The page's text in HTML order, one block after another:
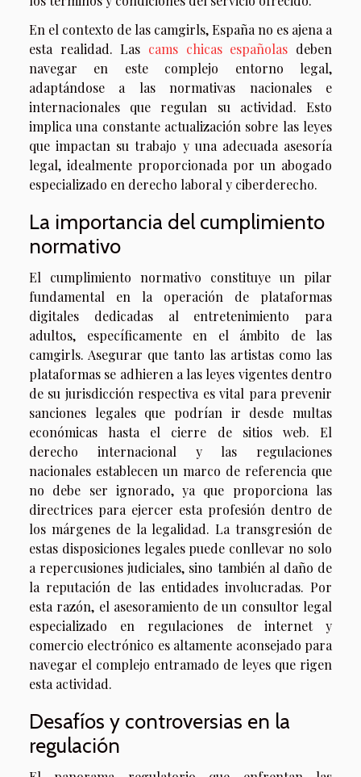
En el contexto de las camgirls, España no es ajena a
esta realidad. Las cams chicas españolas deben
navegar en este complejo entorno legal,
adaptándose a las normativas nacionales e
internacionales que regulan su actividad. Esto
implica una constante actualización sobre las leyes
que impactan su trabajo y una adecuada asesoría
legal, idealmente proporcionada por un abogado
especializado en derecho laboral y ciberderecho.
La importancia del cumplimiento
normativo
El cumplimiento normativo constituye un pilar
fundamental en la operación de plataformas
digitales dedicadas al entretenimiento para
adultos, específicamente en el ámbito de las
camgirls. Asegurar que tanto las artistas como las
plataformas se adhieren a las leyes vigentes dentro
de su jurisdicción respectiva es vital para prevenir
sanciones legales que podrían ir desde multas
económicas hasta el cierre de sitios web. El
derecho internacional y las regulaciones
nacionales establecen un marco de referencia que
no debe ser ignorado, ya que proporciona las
directrices para ejercer esta profesión dentro de
los márgenes de la legalidad. La transgresión de
estas disposiciones legales puede conllevar no solo
a repercusiones judiciales, sino también al daño de
la reputación de las entidades involucradas. Por
esta razón, el asesoramiento de un consultor legal
especializado en regulaciones de internet y
comercio electrónico es altamente aconsejado para
navegar el complejo entramado de leyes que rigen
esta actividad.
Desafíos y controversias en la
regulación